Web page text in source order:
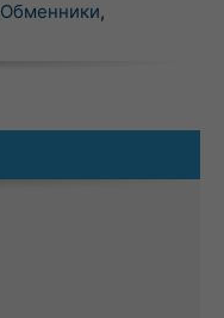
Обменники,